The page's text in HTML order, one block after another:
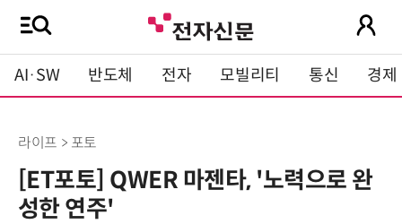
AI·SW 반도체 전자 모빌리티 통신 경제
라이프 > 포토
[ET포토] QWER 마젠타, '노력으로 완
성한 연주'